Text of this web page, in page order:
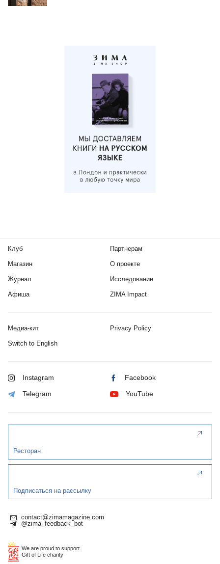
Клуб
Магазин
Журнал
Афиша
Партнерам
О проекте
Исследование
ZIMA Impact
Медиа-кит Privacy Policy
Switch to English
Instagram Facebook
Telegram YouTube
Ресторан
Подписаться на рассылку
contact@zimamagazine.com
@zima_feedback_bot
We are proud to support
Gift of Life charity